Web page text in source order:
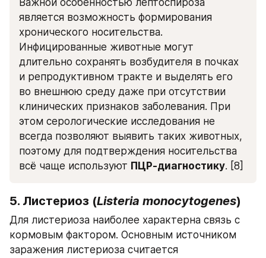
Важной особенностью лептоспироза
является возможность формирования
хронического носительства.
Инфицированные животные могут
длительно сохранять возбудителя в почках
и репродуктивном тракте и выделять его
во внешнюю среду даже при отсутствии
клинических признаков заболевания. При
этом серологические исследования не
всегда позволяют выявить таких животных,
поэтому для подтверждения носительства
всё чаще используют ПЦР-диагностику. [8]
5. Листериоз (Listeria monocytogenes)
Для листериоза наиболее характерна связь с
кормовым фактором. Основным источником
заражения листериоза считается